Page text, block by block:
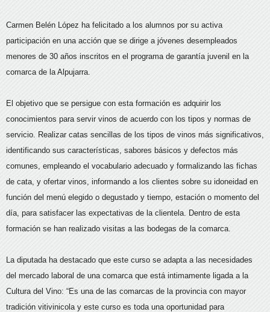
Carmen Belén López ha felicitado a los alumnos por su activa
participación en una acción que se dirige a jóvenes desempleados
menores de 30 años inscritos en el programa de garantía juvenil en la
comarca de la Alpujarra.
El objetivo que se persigue con esta formación es adquirir los
conocimientos para servir vinos de acuerdo con los tipos y normas de
servicio. Realizar catas sencillas de los tipos de vinos más significativos,
identificando sus características, sabores básicos y defectos más
comunes, empleando el vocabulario adecuado y formalizando las fichas
de cata, y ofertar vinos, informando a los clientes sobre su idoneidad en
función del menú elegido o degustado y tiempo, estación o momento del
día, para satisfacer las expectativas de la clientela. Dentro de esta
formación se han realizado visitas a las bodegas de la comarca.
La diputada ha destacado que este curso se adapta a las necesidades
del mercado laboral de una comarca que está intimamente ligada a la
Cultura del Vino: “Es una de las comarcas de la provincia con mayor
tradición vitivinicola y este curso es toda una oportunidad para